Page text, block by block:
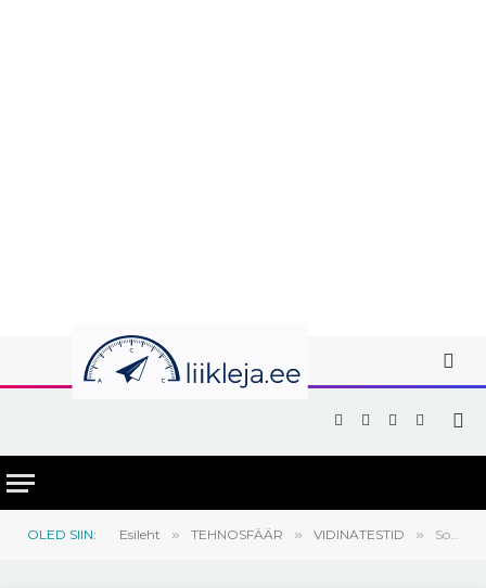
Facebook
X
(Twitter)
Instagram
YouTube
OLED SIIN: Esileht » TEHNOSFÄÄR » VIDINATESTID » Sony XZ1 Compact – võimekas kaaslane nõudlikule väikese käega kasutajale